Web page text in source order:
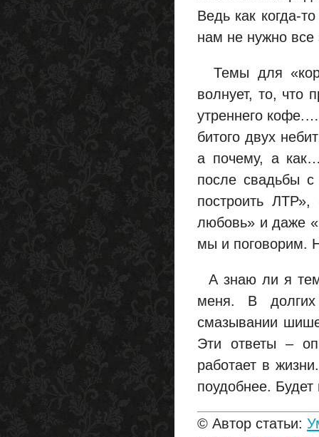
Ведь как когда-
нам не нужно все
Темы для
волнует, то, что
утреннего
битого двух
а почему, а
после свадьбы
построить ЛТР»,
любовь» и даже
мы и поговорим.
А знаю ли я
меня. В долгих
смазывании
Эти ответы –
работает в
поудобнее. Будет
© Автор статьи: